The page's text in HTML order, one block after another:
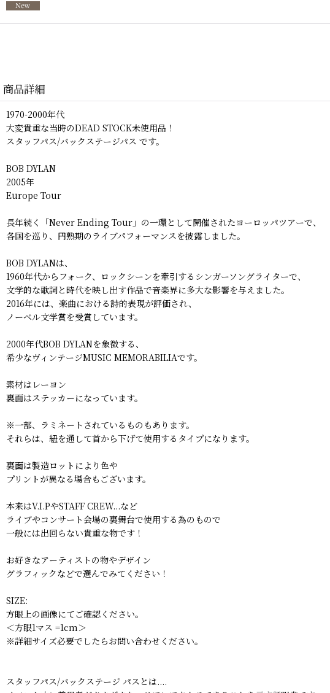
商品詳細
1970-2000年代
大変貴重な当時のDEAD STOCK未使用品！
スタッフパス/バックステージパス です。
BOB DYLAN
2005年
Europe Tour
長年続く「Never Ending Tour」の一環として開催されたヨーロッパツアーで、
各国を巡り、円熟期のライブパフォーマンスを披露しました。
BOB DYLANは、
1960年代からフォーク、ロックシーンを牽引するシンガーソングライターで、
文学的な歌詞と時代を映し出す作品で音楽界に多大な影響を与えました。
2016年には、楽曲における詩的表現が評価され、
ノーベル文学賞を受賞しています。
2000年代BOB DYLANを象徴する、
希少なヴィンテージMUSIC MEMORABILIAです。
素材はレーヨン
裏面はステッカーになっています。
※一部、ラミネートされているものもあります。
それらは、紐を通して首から下げて使用するタイプになります。
裏面は製造ロットにより色や
プリントが異なる場合もございます。
本来はV.I.PやSTAFF CREW...など
ライブやコンサート会場の裏舞台で使用する為のもので
一般には出回らない貴重な物です！
お好きなアーティストの物やデザイン
グラフィックなどで選んでみてください！
SIZE:
方眼上の画像にてご確認ください。
＜方眼1マス =1cm＞
※詳細サイズ必要でしたらお問い合わせください。
スタッフパス/バックステージ パスとは....